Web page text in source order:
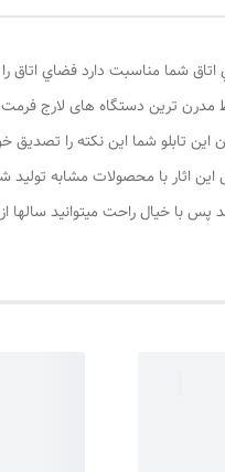
اتاق شما مناسبت دارد فضاي
ترین دستگاه های لارج فرمت
شما اين نکته را تصديق
اين اثار با محصولات مشابه
با خیال راحت میتوانید سالها